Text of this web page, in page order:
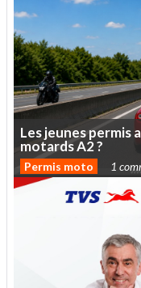
Lesjeunespermis
motardsA2?
Permis moto 1